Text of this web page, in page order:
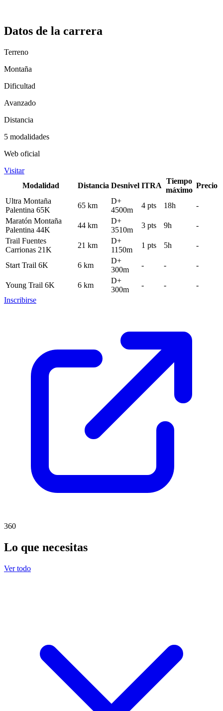
Datos de la carrera
Terreno
Montaña
Dificultad
Avanzado
Distancia
5 modalidades
Web oficial
Visitar
Modalidad
Distancia Desnivel ITRA
Tiempo
máximo
Precio
Ultra Montaña
Palentina 65K
65 km
D+
4500m
4 pts 18h
-
Maratón Montaña
Palentina 44K
44 km
D+
3510m
3 pts 9h
-
Trail Fuentes
Carrionas 21K
21 km
D+
1150m
1 pts 5h -
Start Trail 6K 6 km
D+
300m
- - -
Young Trail 6K 6 km
D+
300m
- -
-
Inscribirse
360
Lo que necesitas
Ver todo